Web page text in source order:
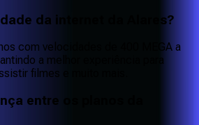
da internet da Alares?
com velocidades de 400 MEGA a
a melhor experiência para
filmes e muito mais.
entre os planos da